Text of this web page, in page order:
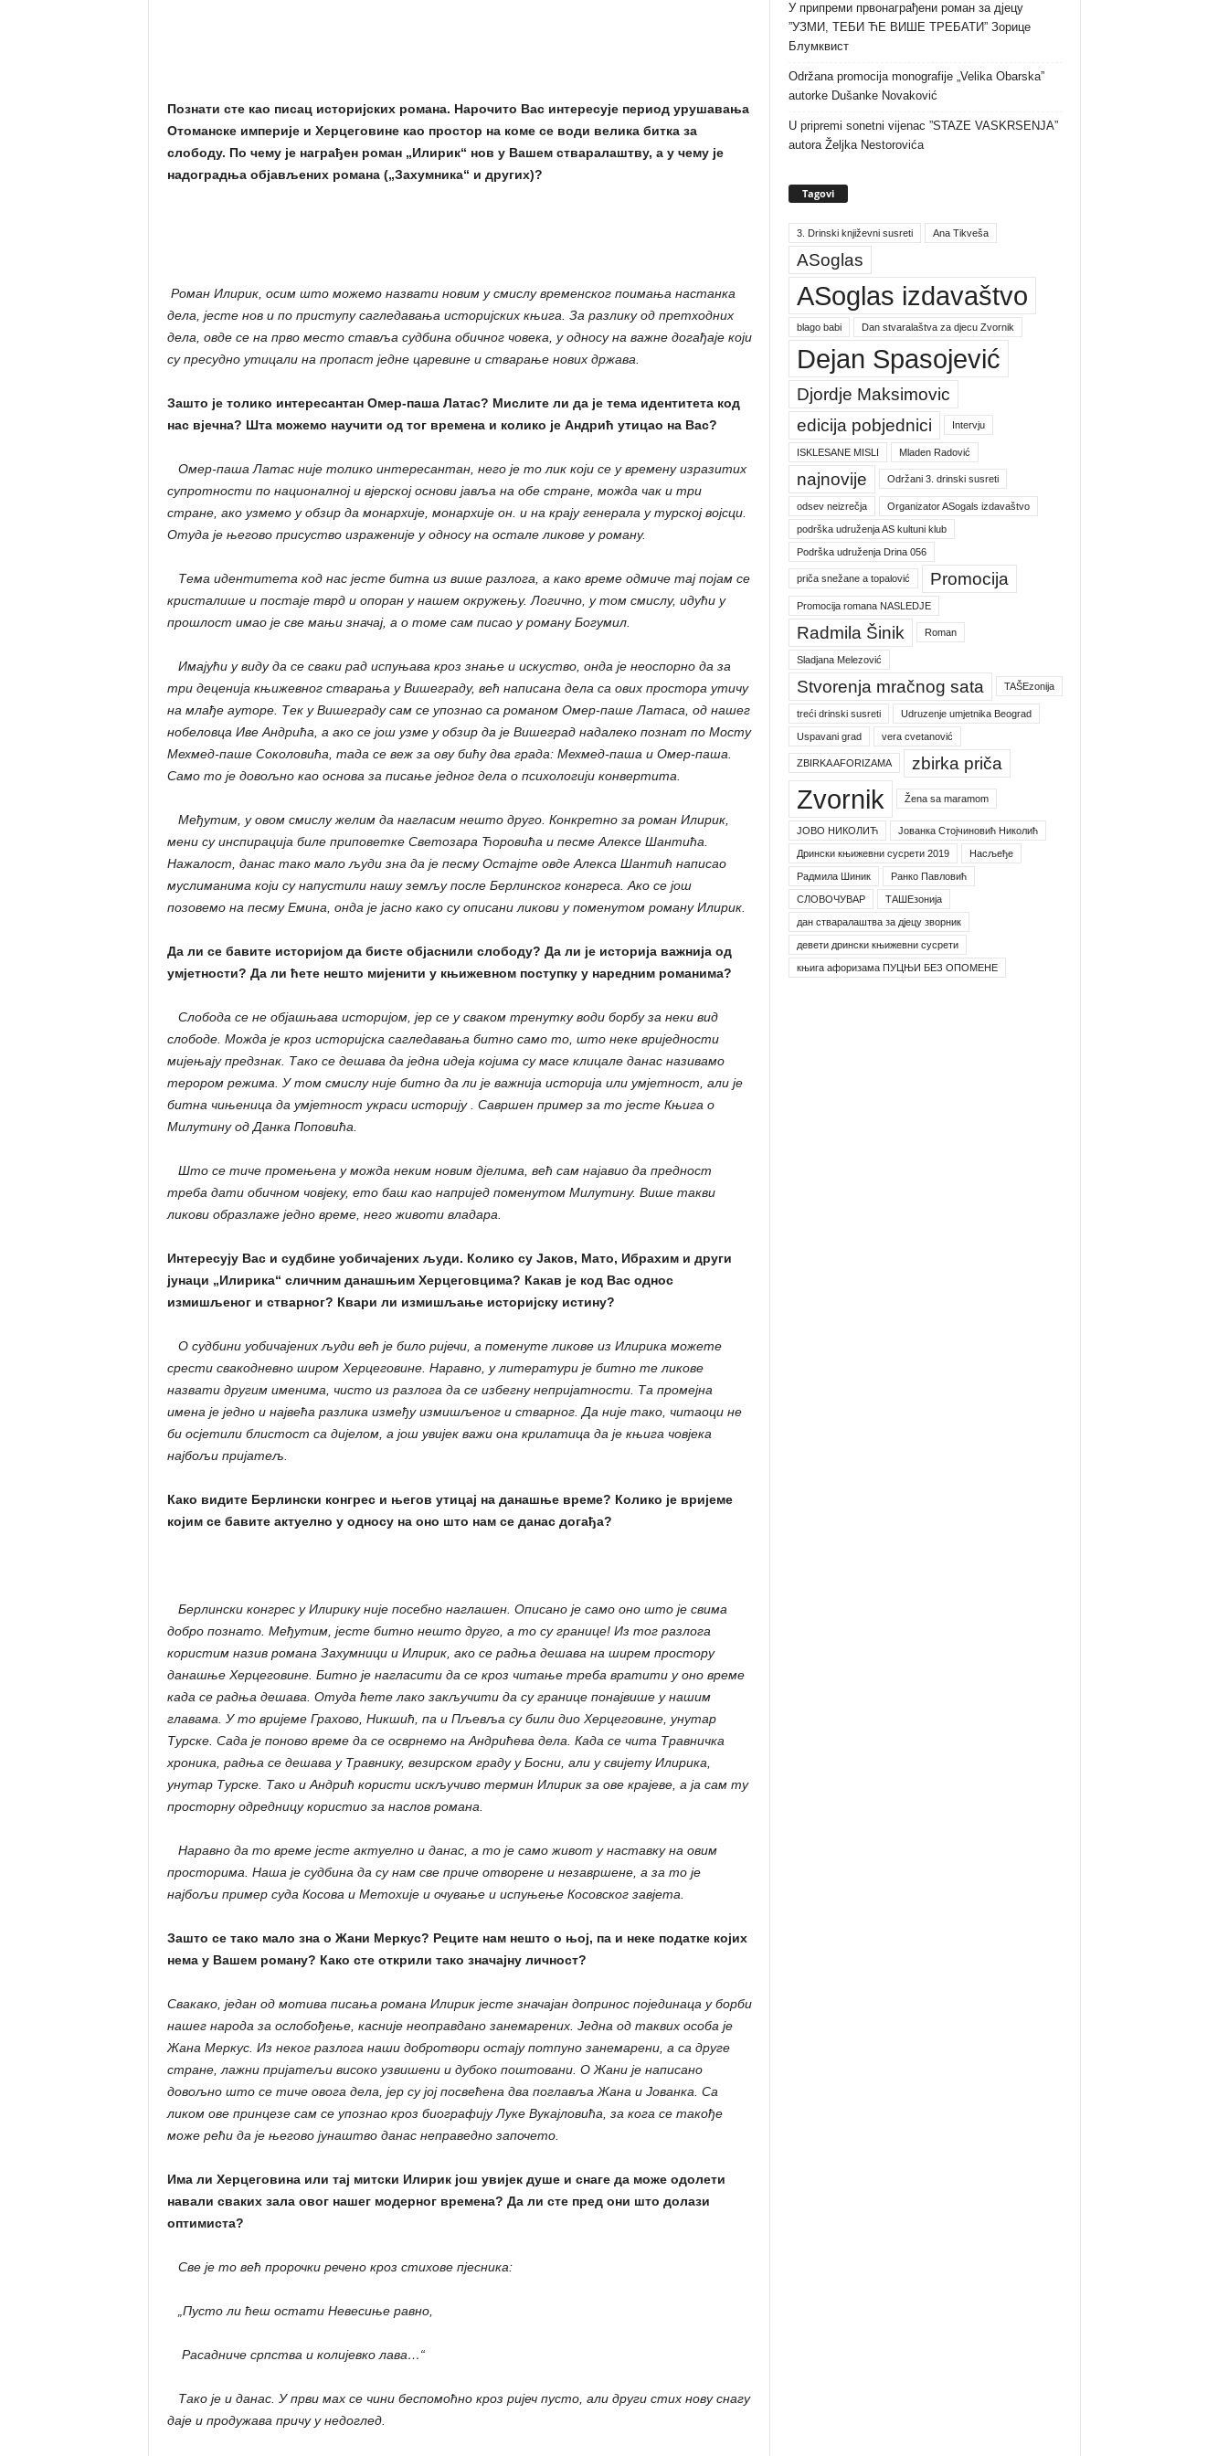
Познати сте као писац историјских романа. Нарочито Вас интересује период урушавања
Отоманске империје и Херцеговине као простор на коме се води велика битка за
слободу. По чему је награђен роман „Илирик“ нов у Вашем стваралаштву, а у чему је
надоградња објављених романа („Захумника“ и других)?
Роман Илирик, осим што можемо назвати новим у смислу временског поимања настанка
дела, јесте нов и по приступу сагледавања историјских књига. За разлику од претходних
дела, овде се на прво место ставља судбина обичног човека, у односу на важне догађаје који
су пресудно утицали на пропаст једне царевине и стварање нових држава.
Зашто је толико интересантан Омер-паша Латас? Мислите ли да је тема идентитета код
нас вјечна? Шта можемо научити од тог времена и колико је Андрић утицао на Вас?
Омер-паша Латас није толико интересантан, него је то лик који се у времену изразитих
супротности по националној и вјерској основи јавља на обе стране, можда чак и три
стране, ако узмемо у обзир да монархије, монархије он. и на крају генерала у турској војсци.
Отуда је његово присуство израженије у односу на остале ликове у роману.
Тема идентитета код нас јесте битна из више разлога, а како време одмиче тај појам се
кристалише и постаје тврд и опоран у нашем окружењу. Логично, у том смислу, идући у
прошлост имао је све мањи значај, а о томе сам писао у роману Богумил.
Имајући у виду да се сваки рад испуњава кроз знање и искуство, онда је неоспорно да за
три деценија књижевног стварања у Вишеграду, већ написана дела са ових простора утичу
на млађе ауторе. Тек у Вишеграду сам се упознао са романом Омер-паше Латаса, од нашег
нобеловца Иве Андрића, а ако се још узме у обзир да је Вишеград надалеко познат по Мосту
Мехмед-паше Соколовића, тада се веж за ову бићу два града: Мехмед-паша и Омер-паша.
Само то је довољно као основа за писање једног дела о психологији конвертита.
Међутим, у овом смислу желим да нагласим нешто друго. Конкретно за роман Илирик,
мени су инспирација биле приповетке Светозара Ћоровића и песме Алексе Шантића.
Нажалост, данас тако мало људи зна да је песму Остајте овде Алекса Шантић написао
муслиманима који су напустили нашу земљу после Берлинског конгреса. Ако се још
позовемо на песму Емина, онда је јасно како су описани ликови у поменутом роману Илирик.
Да ли се бавите историјом да бисте објаснили слободу? Да ли је историја важнија од
умјетности? Да ли ћете нешто мијенити у књижевном поступку у наредним романима?
Слобода се не објашњава историјом, јер се у сваком тренутку води борбу за неки вид
слободе. Можда је кроз историјска сагледавања битно само то, што неке вриједности
мијењају предзнак. Тако се дешава да једна идеја којима су масе клицале данас називамо
терором режима. У том смислу није битно да ли је важнија историја или умјетност, али је
битна чињеница да умјетност украси историју
Савршен пример за то јесте Књига о
Милутину од Данка Поповића.
Што се тиче промењена у можда неким новим дјелима, већ сам најавио да предност
треба дати обичном човјеку, ето баш као напријед поменутом Милутину. Више такви
ликови образлаже једно време, него животи владара.
Интересују Вас и судбине уобичајених људи. Колико су Јаков, Мато, Ибрахим и други
јунаци „Илирика“ сличним данашњим Херцеговцима? Какав је код Вас однос
измишљеног и стварног? Квари ли измишљање историјску истину?
О судбини уобичајених људи већ је било ријечи, а поменуте ликове из Илирика можете
срести свакодневно широм Херцеговине. Наравно, у литератури је битно те ликове
назвати другим именима, чисто из разлога да се избегну непријатности. Та промејна
имена је једно и највећа разлика између измишљеног и стварног. Да није тако, читаоци не
би осјетили блистост са дијелом, а још увијек важи она крилатица да је књига човјека
најбољи пријатељ.
Како видите Берлински конгрес и његов утицај на данашње време? Колико је вријеме
којим се бавите актуелно у односу на оно што нам се данас догађа?
Берлински конгрес у Илирику није посебно наглашен. Описано је само оно што је свима
добро познато. Међутим, јесте битно нешто друго, а то су границе! Из тог разлога
користим назив романа Захумници и Илирик, ако се радња дешава на ширем простору
данашње Херцеговине. Битно је нагласити да се кроз читање треба вратити у оно време
када се радња дешава. Отуда ћете лако закључити да су границе понајвише у нашим
главама. У то вријеме Грахово, Никшић, па и Пљевља су били дио Херцеговине, унутар
Турске. Сада је поново време да се осврнемо на Андрићева дела. Када се чита Травничка
хроника, радња се дешава у Травнику, везирском граду у Босни, али у свијету Илирика,
унутар Турске. Тако и Андрић користи искључиво термин Илирик за ове крајеве, а ја сам ту
просторну одредницу користио за наслов романа.
Наравно да то време јесте актуелно и данас, а то је само живот у наставку на овим
просторима. Наша је судбина да су нам све приче отворене и незавршене, а за то је
најбољи пример суда Косова и Метохије и очување и испуњење Косовског завјета.
Зашто се тако мало зна о Жани Меркус? Реците нам нешто о њој, па и неке податке којих
нема у Вашем роману? Како сте открили тако значајну личност?
Свакако, један од мотива писања романа Илирик јесте значајан допринос појединаца у борби
нашег народа за ослобођење, касније неоправдано занемарених. Једна од таквих особа је
Жана Меркус. Из неког разлога наши добротвори остају потпуно занемарени, а са друге
стране, лажни пријатељи високо узвишени и дубоко поштовани. О Жани је написано
довољно што се тиче овога дела, јер су јој посвећена два поглавља Жана и Јованка. Са
ликом ове принцезе сам се упознао кроз биографију Луке Вукајловића, за кога се такође
може рећи да је његово јунаштво данас неправедно започето.
Има ли Херцеговина или тај митски Илирик још увијек душе и снаге да може одолети
навали сваких зала овог нашег модерног времена? Да ли сте пред они што долази
оптимиста?
Све је то већ пророчки речено кроз стихове пјесника:
„Пусто ли ћеш остати Невесиње равно,
Расадниче српства и колијевко лава…“
Тако је и данас. У први мах се чини беспомоћно кроз ријеч пусто, али други стих нову снагу
даје и продужава причу у недоглед.
У припреми првонаграђени роман за дјецу
”УЗМИ, ТЕБИ ЋЕ ВИШЕ ТРЕБАТИ” Зорице
Блумквист
Održana promocija monografije „Velika Obarska”
autorke Dušanke Novaković
U pripremi sonetni vijenac ”STAZE VASKRSENJA”
autora Željka Nestorovića
Tagovi
3. Drinski književni susreti Ana Tikveša
ASoglas
ASoglas izdavaštvo
blago babi Dan stvaralaštva za djecu Zvornik
Dejan Spasojević
Djordje Maksimovic
edicija pobjednici
Intervju
ISKLESANE MISLI Mladen Radović
najnovije Održani 3. drinski susreti
odsev neizrečja Organizator ASogals izdavaštvo
podrška udruženja AS kultuni klub
Podrška udruženja Drina 056
priča snežane a topalović Promocija
Promocija romana NASLEDJE
Radmila Šinik Roman
Sladjana Melezović
Stvorenja mračnog sata TAŠEzonija
treći drinski susreti Udruzenje umjetnika Beograd
Uspavani grad vera cvetanović
ZBIRKA AFORIZAMA zbirka priča
Zvornik Žena sa maramom
ЈОВО НИКОЛИЋ Јованка Стојчиновић Николић
Дрински књижевни сусрети 2019 Насљеђе
Радмила Шиник Ранко Павловић
СЛОВОЧУВАР ТАШЕзонија
дан стваралаштва за дјецу зворник
девети дрински књижевни сусрети
књига афоризама ПУЦЊИ БЕЗ ОПОМЕНЕ